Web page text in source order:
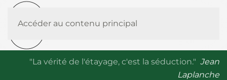
Accéder au contenu principal
"La vérité de l'étayage, c'est la séduction." Jean
Laplanche